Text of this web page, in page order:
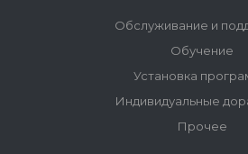
Обслуживание и
Обучение
Установка
Индивидуальные
Прочее